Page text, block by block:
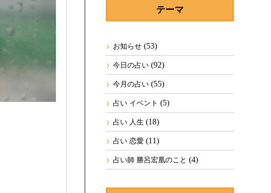
テーマ
お知らせ (53)
今日の占い (92)
今月の占い (55)
占い イベント (5)
占い 人生 (18)
占い 恋愛 (11)
占い師 勝呂宏凰のこと (4)